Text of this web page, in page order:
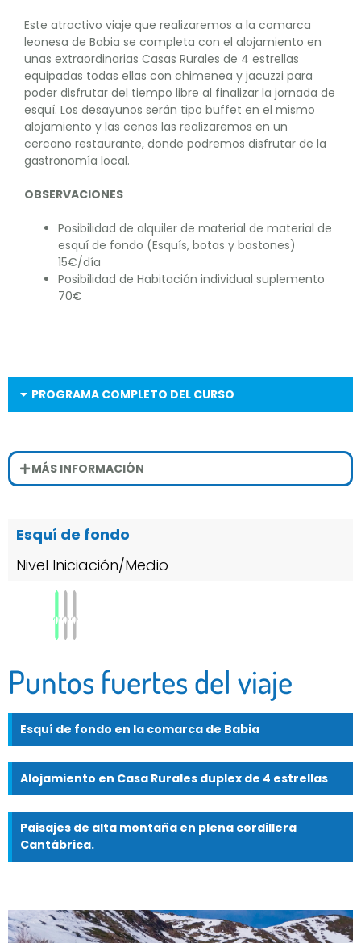
Este atractivo viaje que realizaremos a la comarca
leonesa de Babia se completa con el alojamiento en
unas extraordinarias Casas Rurales de 4 estrellas
equipadas todas ellas con chimenea y jacuzzi para
poder disfrutar del tiempo libre al finalizar la jornada de
esquí. Los desayunos serán tipo buffet en el mismo
alojamiento y las cenas las realizaremos en un
cercano restaurante, donde podremos disfrutar de la
gastronomía local.
OBSERVACIONES
Posibilidad de alquiler de material de material de
esquí de fondo (Esquís, botas y bastones)
15€/día
Posibilidad de Habitación individual suplemento
70€
PROGRAMA COMPLETO DEL CURSO
MÁS INFORMACIÓN
Esquí de fondo
Nivel Iniciación/Medio
Puntos fuertes del viaje
Esquí de fondo en la comarca de Babia
Alojamiento en Casa Rurales duplex de 4 estrellas
Paisajes de alta montaña en plena cordillera
Cantábrica.